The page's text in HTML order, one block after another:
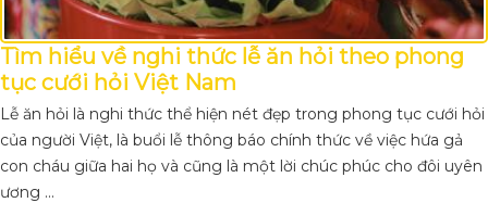
Tìm hiểu về nghi thức lễ ăn hỏi theo phong
tục cưới hỏi Việt Nam
Lễ ăn hỏi là nghi thức thể hiện nét đẹp trong phong tục cưới hỏi
của người Việt, là buổi lễ thông báo chính thức về việc hứa gả
con cháu giữa hai họ và cũng là một lời chúc phúc cho đôi uyên
ương ...